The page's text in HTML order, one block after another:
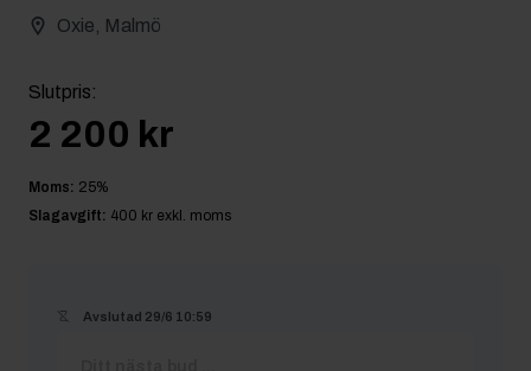
Oxie, Malmö
Slutpris:
2 200 kr
Moms: 25%
Slagavgift: 400 kr exkl. moms
Avslutad 29/6 10:59